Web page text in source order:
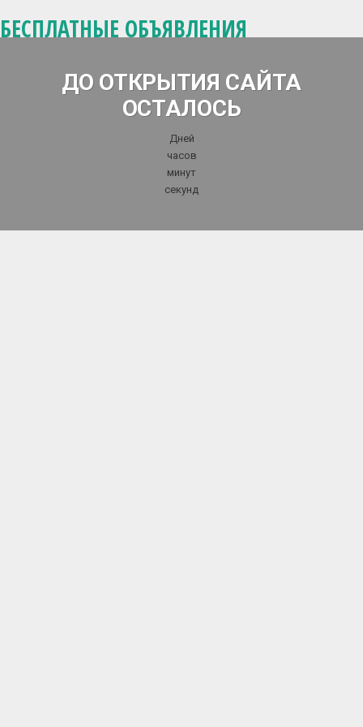
БЕСПЛАТНЫЕ ОБЪЯВЛЕНИЯ
ДО ОТКРЫТИЯ САЙТА
ОСТАЛОСЬ
Дней
часов
минут
секунд